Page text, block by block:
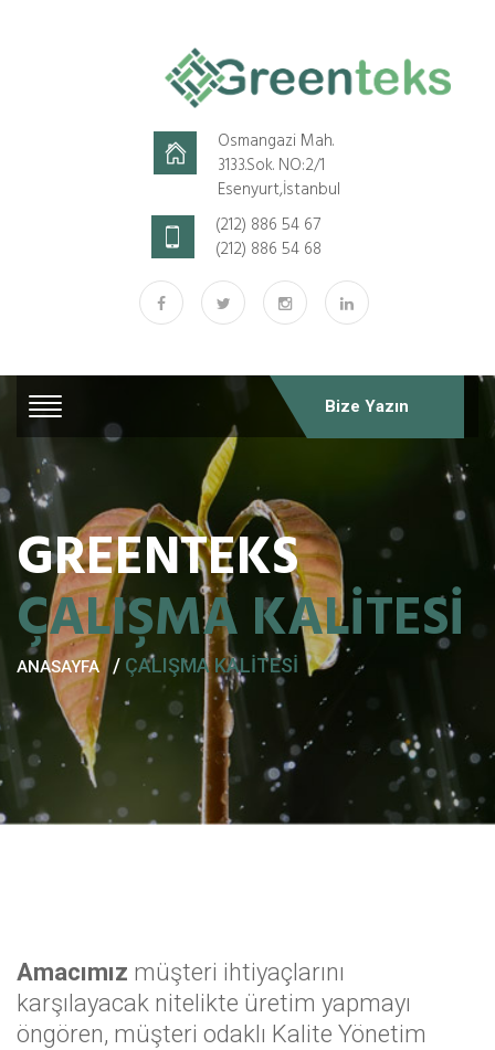
Osmangazi Mah.
3133.Sok. NO:2/1
Esenyurt,İstanbul
(212) 886 54 67
(212) 886 54 68
Bize Yazın
GREENTEKS
ÇALIŞMA KALİTESİ
ANASAYFA/ ÇALIŞMA KALİTESİ
Amacımız müşteri ihtiyaçlarını
karşılayacak nitelikte üretim yapmayı
öngören, müşteri odaklı Kalite Yönetim